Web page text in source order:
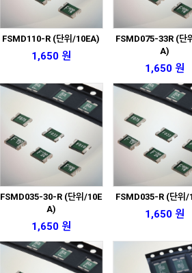
FSMD110-R (단위/10EA)
1,650 원
FSMD075-33R (단
A)
1,650 원
FSMD035-30-R (단위/10E
A)
1,650 원
FSMD035-R (단위/
1,650 원